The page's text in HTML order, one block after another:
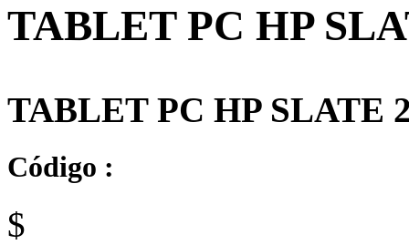
TABLET PC HP
TABLET PC HP SLATE
Código :
$